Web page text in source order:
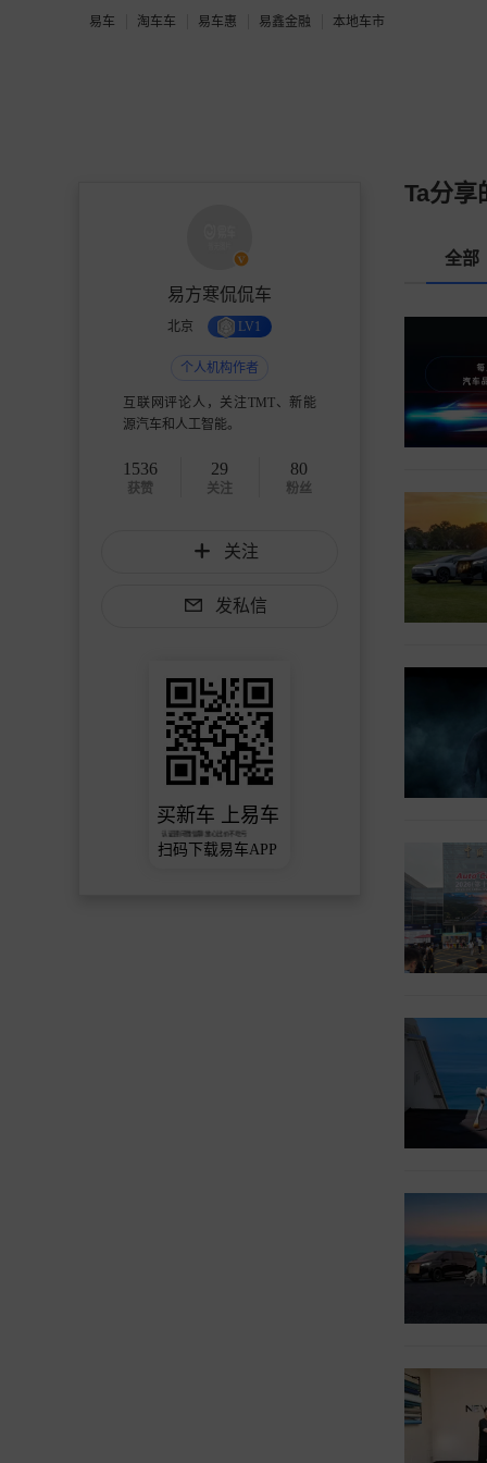
易车 淘车车 易车惠 易鑫金融 本地车市
易方寒侃侃车
北京 LV1
个人机构作者
互联网评论人，关注TMT、新能
源汽车和人工智能。
1536
获赞
29
关注
80
粉丝
关注
发私信
买新车 上易车
认证顾问微信聊 放心比价不吃亏
扫码下载易车APP
Ta分享
全部